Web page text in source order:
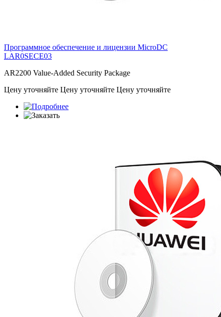
Программное обеспечение и лицензии MicroDC
LAR0SECE03
AR2200 Value-Added Security Package
Цену уточняйте Цену уточняйте Цену уточняйте